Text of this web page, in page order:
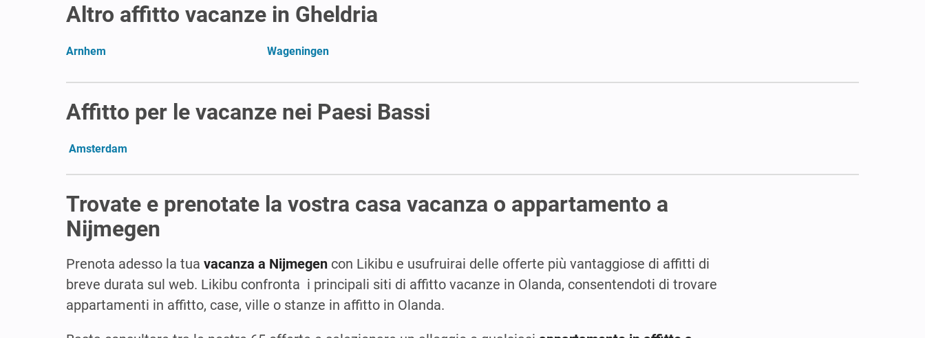
Altro affitto vacanze in Gheldria
Arnhem Wageningen
Affitto per le vacanze nei Paesi Bassi
Amsterdam
Trovate e prenotate la vostra casa vacanza o appartamento a
Nijmegen
Prenota adesso la tua vacanza a Nijmegen con Likibu e usufruirai delle offerte più vantaggiose di affitti di
breve durata sul web. Likibu confronta i principali siti di affitto vacanze in Olanda, consentendoti di trovare
appartamenti in affitto, case, ville o stanze in affitto in Olanda.